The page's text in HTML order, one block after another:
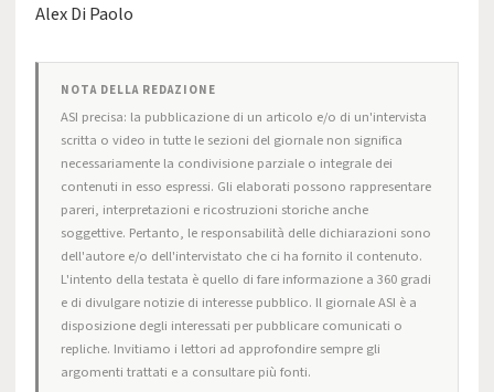
Alex Di Paolo
NOTA DELLA REDAZIONE
ASI precisa: la pubblicazione di un articolo e/o di un'intervista
scritta o video in tutte le sezioni del giornale non significa
necessariamente la condivisione parziale o integrale dei
contenuti in esso espressi. Gli elaborati possono rappresentare
pareri, interpretazioni e ricostruzioni storiche anche
soggettive. Pertanto, le responsabilità delle dichiarazioni sono
dell'autore e/o dell'intervistato che ci ha fornito il contenuto.
L'intento della testata è quello di fare informazione a 360 gradi
e di divulgare notizie di interesse pubblico. Il giornale ASI è a
disposizione degli interessati per pubblicare comunicati o
repliche. Invitiamo i lettori ad approfondire sempre gli
argomenti trattati e a consultare più fonti.